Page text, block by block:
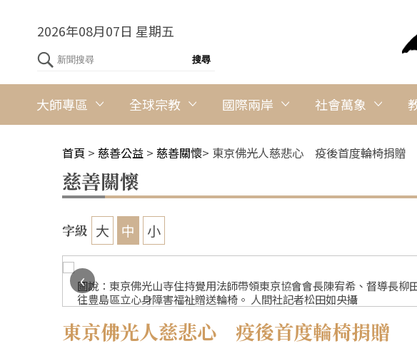
2026年08月07日 星期五
大師專區 全球宗教 國際兩岸 社會萬象
首頁 > 慈善公益 > 慈善關懷> 東京佛光人慈悲心 疫後首度輪椅捐贈
慈善關懷
字級 大 中 小
圖說：東京佛光山寺住持覺用法師帶領東京協會會長陳宥希、督導長柳
往豊島區立心身障害福祉贈送輪椅。 人間社記者松田如央攝
‹
東京佛光人慈悲心 疫後首度輪椅捐贈